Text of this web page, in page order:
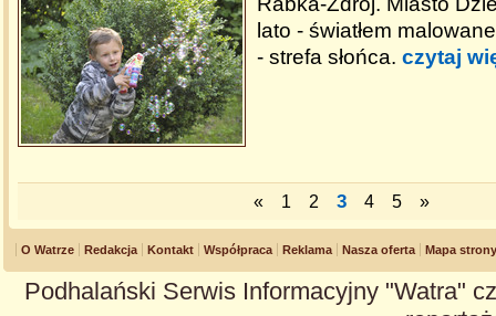
lato - światłem
- strefa słońca. czytaj
« 1 2 3 4 5 »
O Watrze Redakcja Kontakt Współpraca Reklama Nasza oferta Mapa strony
Podhalański Serwis Informacyjny "Watra"